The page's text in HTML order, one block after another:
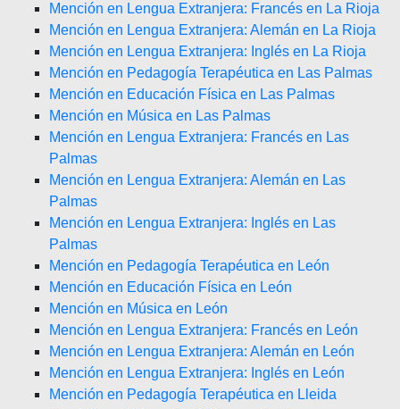
Mención en Lengua Extranjera: Francés en La Rioja
Mención en Lengua Extranjera: Alemán en La Rioja
Mención en Lengua Extranjera: Inglés en La Rioja
Mención en Pedagogía Terapéutica en Las Palmas
Mención en Educación Física en Las Palmas
Mención en Música en Las Palmas
Mención en Lengua Extranjera: Francés en Las
Palmas
Mención en Lengua Extranjera: Alemán en Las
Palmas
Mención en Lengua Extranjera: Inglés en Las
Palmas
Mención en Pedagogía Terapéutica en León
Mención en Educación Física en León
Mención en Música en León
Mención en Lengua Extranjera: Francés en León
Mención en Lengua Extranjera: Alemán en León
Mención en Lengua Extranjera: Inglés en León
Mención en Pedagogía Terapéutica en Lleida